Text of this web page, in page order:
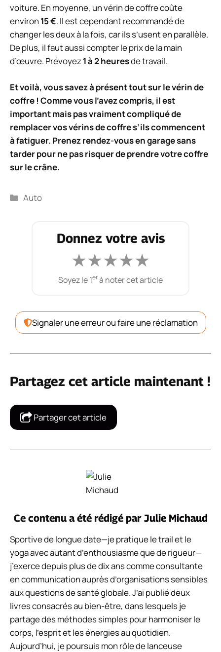
voiture. En moyenne, un vérin de coffre coûte
environ 15 €. Il est cependant recommandé de
changer les deux à la fois, car ils s’usent en parallèle.
De plus, il faut aussi compter le prix de la main
d’œuvre. Prévoyez1 à 2 heuresde travail.
Et voilà, vous savez à présent tout sur le vérin de
coffre ! Comme vous l’avez compris, il est
important mais pas vraiment compliqué de
remplacer vos vérins de coffre s’ils commencent
à fatiguer. Prenez rendez-vous en garage sans
tarder pour ne pas risquer de prendre votre coffre
sur le crâne.
Catégories
Auto
Donnez votre avis
★★★★★
Soyez le 1erà noter cet article
Signaler une erreur ou faire une réclamation
Partagez cet article maintenant !
Partager cet article
Ce contenu a été rédigé par Julie Michaud
Sportive de longue date—je pratique le trail et le
yoga avec autant d’enthousiasme que de rigueur—
j’exerce depuis plus de dix ans comme consultante
en communication auprès d’organisations sensibles
aux questions de santé globale. J’ai publié deux
livres consacrés au bien-être, dans lesquels je
partage des méthodes simples pour harmoniser le
corps, l’esprit et les énergies au quotidien.
Aujourd’hui, je poursuis mon rôle de lanceuse